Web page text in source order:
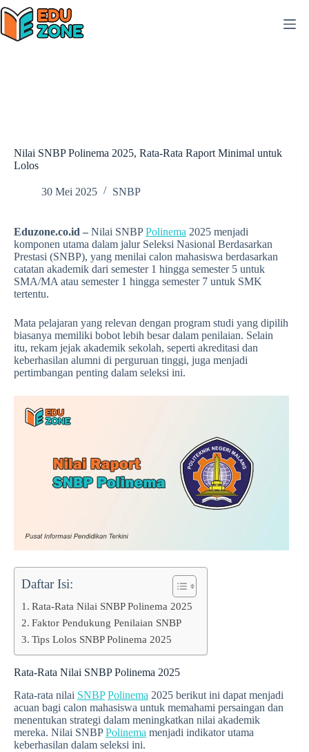
Skip
to
content
Nilai SNBP Polinema 2025, Rata-Rata Raport Minimal untuk
Lolos
30 Mei 2025 SNBP
Eduzone.co.id – Nilai SNBPPolinema 2025 menjadi
komponen utama dalam jalur Seleksi Nasional Berdasarkan
Prestasi (SNBP), yang menilai calon mahasiswa berdasarkan
catatan akademik dari semester 1 hingga semester 5 untuk
SMA/MA atau semester 1 hingga semester 7 untuk SMK
tertentu.
Mata pelajaran yang relevan dengan program studi yang dipilih
biasanya memiliki bobot lebih besar dalam penilaian. Selain
itu, rekam jejak akademik sekolah, seperti akreditasi dan
keberhasilan alumni di perguruan tinggi, juga menjadi
pertimbangan penting dalam seleksi ini.
Daftar Isi:
Rata-Rata Nilai SNBP Polinema 2025
Faktor Pendukung Penilaian SNBP
Tips Lolos SNBP Polinema 2025
Rata-Rata Nilai SNBP Polinema 2025
Rata-rata nilai SNBP Polinema 2025 berikut ini dapat menjadi
acuan bagi calon mahasiswa untuk memahami persaingan dan
menentukan strategi dalam meningkatkan nilai akademik
mereka. Nilai SNBPPolinema menjadi indikator utama
keberhasilan dalam seleksi ini.